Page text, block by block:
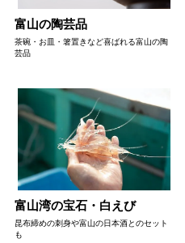
富山の陶芸品
茶碗・お皿・箸置きなど喜ばれる富山の陶
芸品
富山湾の宝石・白えび
昆布締めの刺身や富山の日本酒とのセット
も